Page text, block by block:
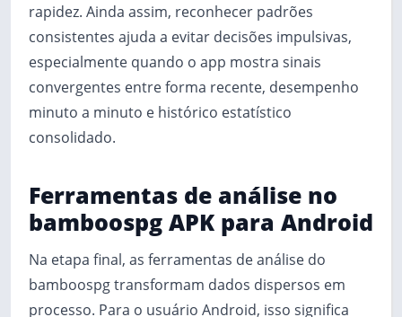
rapidez. Ainda assim, reconhecer padrões
consistentes ajuda a evitar decisões impulsivas,
especialmente quando o app mostra sinais
convergentes entre forma recente, desempenho
minuto a minuto e histórico estatístico
consolidado.
Ferramentas de análise no
bamboospg APK para Android
Na etapa final, as ferramentas de análise do
bamboospg transformam dados dispersos em
processo. Para o usuário Android, isso significa